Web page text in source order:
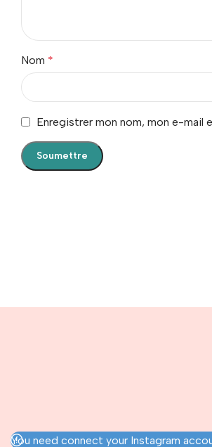
Nom *
Enregistrer mon nom, mon e-mail
You need connect your Instagram